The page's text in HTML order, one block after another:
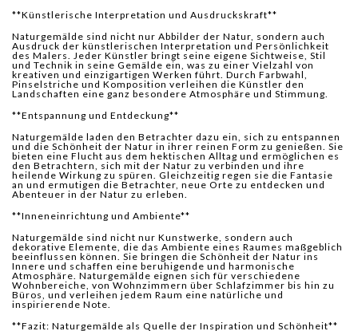
**Künstlerische Interpretation und Ausdruckskraft**
Naturgemälde sind nicht nur Abbilder der Natur, sondern auch
Ausdruck der künstlerischen Interpretation und Persönlichkeit
des Malers. Jeder Künstler bringt seine eigene Sichtweise, Stil
und Technik in seine Gemälde ein, was zu einer Vielzahl von
kreativen und einzigartigen Werken führt. Durch Farbwahl,
Pinselstriche und Komposition verleihen die Künstler den
Landschaften eine ganz besondere Atmosphäre und Stimmung.
**Entspannung und Entdeckung**
Naturgemälde laden den Betrachter dazu ein, sich zu entspannen
und die Schönheit der Natur in ihrer reinen Form zu genießen. Sie
bieten eine Flucht aus dem hektischen Alltag und ermöglichen es
den Betrachtern, sich mit der Natur zu verbinden und ihre
heilende Wirkung zu spüren. Gleichzeitig regen sie die Fantasie
an und ermutigen die Betrachter, neue Orte zu entdecken und
Abenteuer in der Natur zu erleben.
**Inneneinrichtung und Ambiente**
Naturgemälde sind nicht nur Kunstwerke, sondern auch
dekorative Elemente, die das Ambiente eines Raumes maßgeblich
beeinflussen können. Sie bringen die Schönheit der Natur ins
Innere und schaffen eine beruhigende und harmonische
Atmosphäre. Naturgemälde eignen sich für verschiedene
Wohnbereiche, von Wohnzimmern über Schlafzimmer bis hin zu
Büros, und verleihen jedem Raum eine natürliche und
inspirierende Note.
**Fazit: Naturgemälde als Quelle der Inspiration und Schönheit**